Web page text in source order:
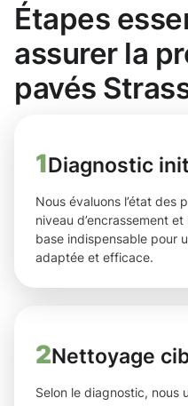
Étapes
assurer la
pavés
1Diagnostic
Nous évaluons l’état des
niveau d’encrassement
base indispensable pour
adaptée et efficace.
2Nettoyage
Selon le diagnostic, nous